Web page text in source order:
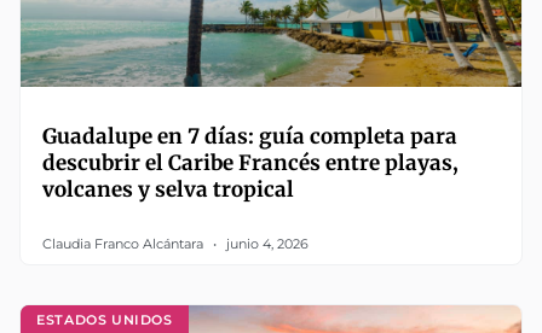
Guadalupe en 7 días: guía completa para
descubrir el Caribe Francés entre playas,
volcanes y selva tropical
Claudia Franco Alcántara junio 4, 2026
ESTADOS UNIDOS